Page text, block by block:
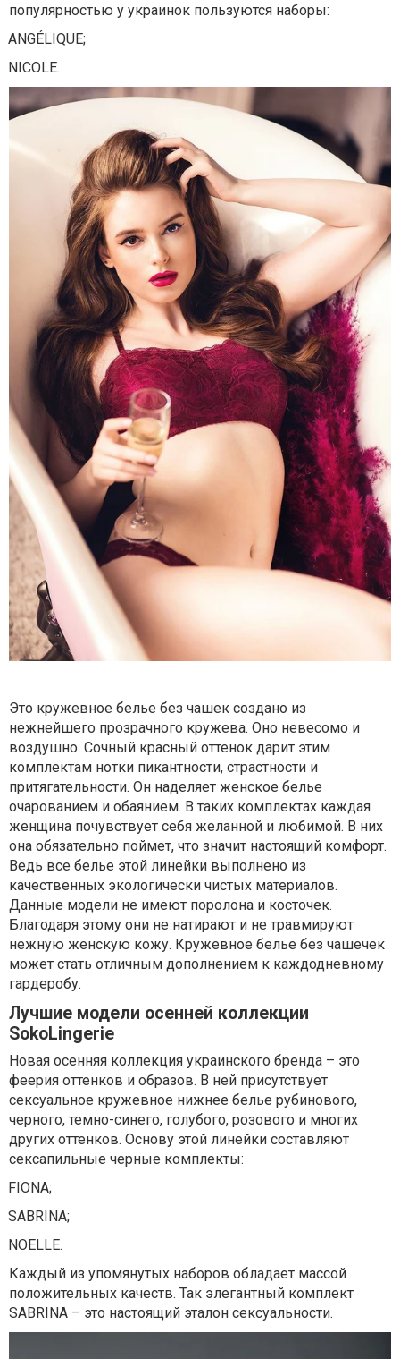
популярностью у украинок пользуются наборы:
ANGÉLIQUE;
NICOLE.
Это кружевное белье без чашек создано из
нежнейшего прозрачного кружева. Оно невесомо и
воздушно. Сочный красный оттенок дарит этим
комплектам нотки пикантности, страстности и
притягательности. Он наделяет женское белье
очарованием и обаянием. В таких комплектах каждая
женщина почувствует себя желанной и любимой. В них
она обязательно поймет, что значит настоящий комфорт.
Ведь все белье этой линейки выполнено из
качественных экологически чистых материалов.
Данные модели не имеют поролона и косточек.
Благодаря этому они не натирают и не травмируют
нежную женскую кожу. Кружевное белье без чашечек
может стать отличным дополнением к каждодневному
гардеробу.
Лучшие модели осенней коллекции
SokoLingerie
Новая осенняя коллекция украинского бренда – это
феерия оттенков и образов. В ней присутствует
сексуальное кружевное нижнее белье рубинового,
черного, темно-синего, голубого, розового и многих
других оттенков. Основу этой линейки составляют
сексапильные черные комплекты:
FIONA;
SABRINA;
NOELLE.
Каждый из упомянутых наборов обладает массой
положительных качеств. Так элегантный комплект
SABRINA – это настоящий эталон сексуальности.